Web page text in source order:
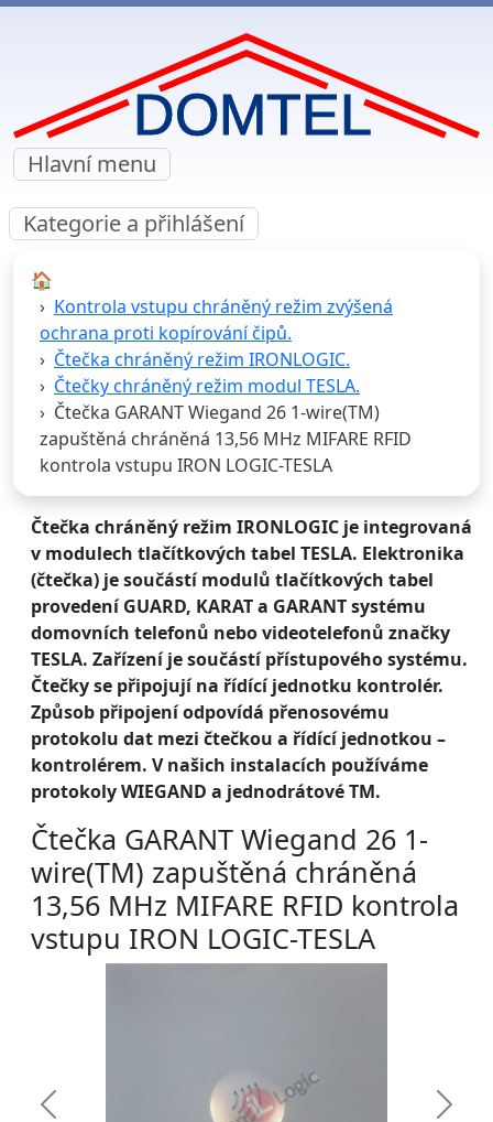
Hlavní menu
Kategorie a přihlášení
🏠︎
Kontrola vstupu chráněný režim zvýšená
ochrana proti kopírování čipů.
Čtečka chráněný režim IRONLOGIC.
Čtečky chráněný režim modul TESLA.
Čtečka GARANT Wiegand 26 1-wire(TM)
zapuštěná chráněná 13,56 MHz MIFARE RFID
kontrola vstupu IRON LOGIC-TESLA
Čtečka chráněný režim IRONLOGIC je integrovaná
v modulech tlačítkových tabel TESLA. Elektronika
(čtečka) je součástí modulů tlačítkových tabel
provedení GUARD, KARAT a GARANT systému
domovních telefonů nebo videotelefonů značky
TESLA. Zařízení je součástí přístupového systému.
Čtečky se připojují na řídící jednotku kontrolér.
Způsob připojení odpovídá přenosovému
protokolu dat mezi čtečkou a řídící jednotkou –
kontrolérem. V našich instalacích používáme
protokoly WIEGAND a jednodrátové TM.
Čtečka GARANT Wiegand 26 1-
wire(TM) zapuštěná chráněná
13,56 MHz MIFARE RFID kontrola
vstupu IRON LOGIC-TESLA
Předchozí Další